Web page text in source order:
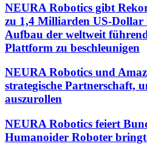
NEURA Robotics gibt
zu 1,4 Milliarden US-Dollar
Aufbau der weltweit
Plattform zu beschleunigen
NEURA Robotics und
strategische Partnerschaft,
auszurollen
NEURA Robotics feiert
Humanoider Roboter